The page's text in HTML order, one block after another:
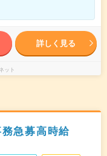
詳しく見る
ット
急募高時給